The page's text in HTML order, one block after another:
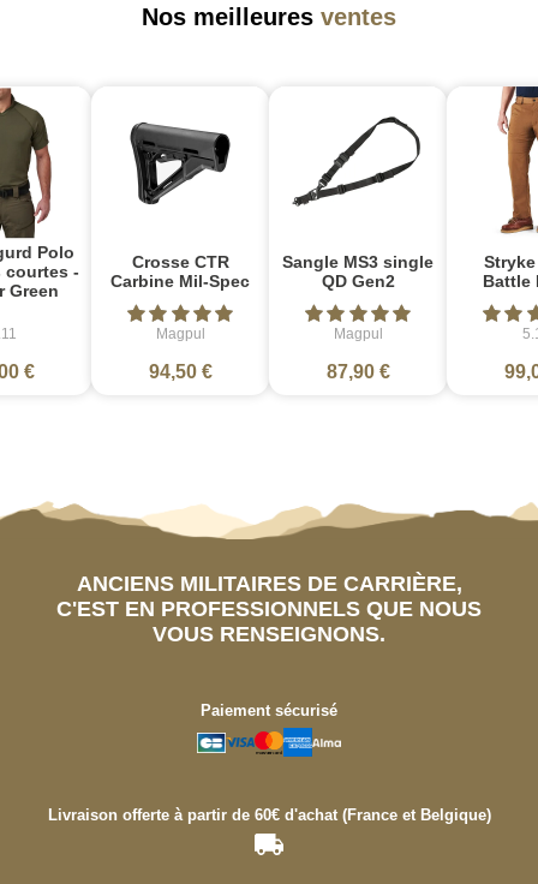
Nos meilleures ventes
Polo
courtes -
Green
€
Crosse CTR
Carbine Mil-Spec
Magpul
94,50 €
Sangle MS3 single
QD Gen2
Magpul
87,90 €
Battle
ANCIENS MILITAIRES DE CARRIÈRE,
C'EST EN PROFESSIONNELS QUE NOUS
VOUS RENSEIGNONS.
Paiement sécurisé
Livraison offerte à partir de 60€ d'achat (France et Belgique)